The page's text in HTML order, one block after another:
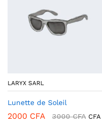
LARYX SARL
Lunette de Soleil
2000 CFA 3000CFA CFA